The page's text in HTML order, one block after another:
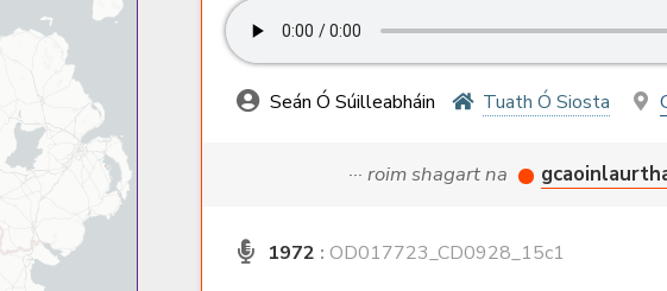
Seán Ó Súilleabháin Tuath Ó Siosta
··· roim shagart na
1972 : OD017723_CD0928_15c1